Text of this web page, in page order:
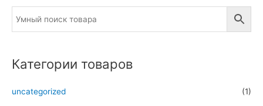
Категории товаров
uncategorized (1)